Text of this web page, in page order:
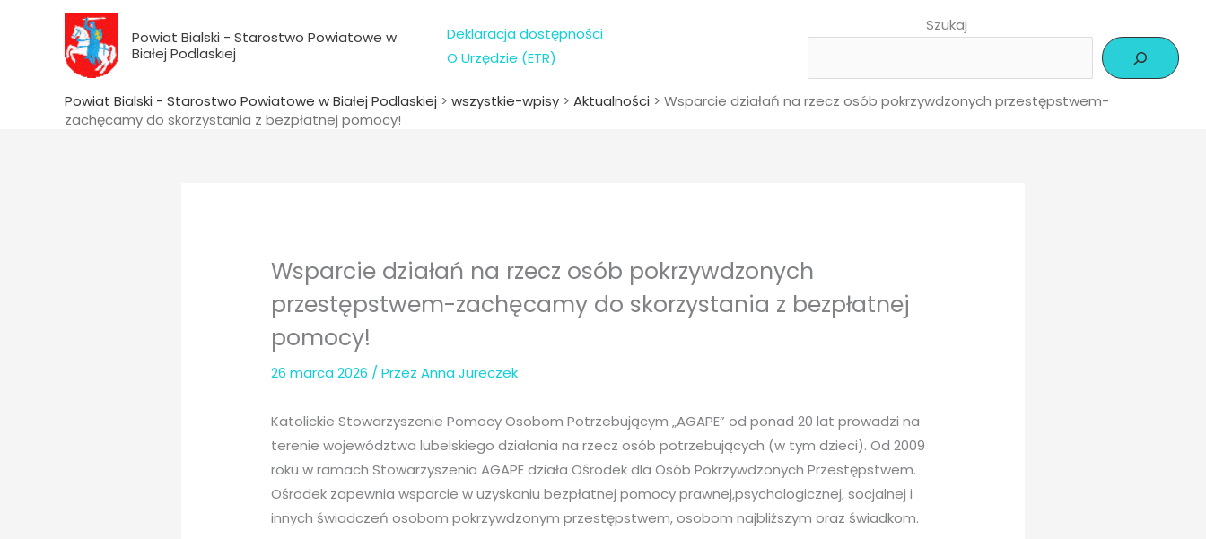
Powiat Bialski - Starostwo Powiatowe w
Białej Podlaskiej
Deklaracja dostępności
O Urzędzie (ETR)
Szukaj
Powiat Bialski - Starostwo Powiatowe w Białej Podlaskiej > wszystkie-wpisy > Aktualności > Wsparcie działań na rzecz osób pokrzywdzonych przestępstwem-
zachęcamy do skorzystania z bezpłatnej pomocy!
Wsparcie działań na rzecz osób pokrzywdzonych
przestępstwem-zachęcamy do skorzystania z bezpłatnej
pomocy!
26 marca 2026 / PrzezAnna Jureczek
Katolickie Stowarzyszenie Pomocy Osobom Potrzebującym „AGAPE” od ponad 20 lat prowadzi na
terenie województwa lubelskiego działania na rzecz osób potrzebujących (w tym dzieci). Od 2009
roku w ramach Stowarzyszenia AGAPE działa Ośrodek dla Osób Pokrzywdzonych Przestępstwem.
Ośrodek zapewnia wsparcie w uzyskaniu bezpłatnej pomocy prawnej,psychologicznej, socjalnej i
innych świadczeń osobom pokrzywdzonym przestępstwem, osobom najbliższym oraz świadkom.